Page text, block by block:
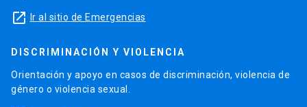
launch Ir al sitio de Emergencias
DISCRIMINACIÓN Y VIOLENCIA
Orientación y apoyo en casos de discriminación, violencia de
género o violencia sexual.